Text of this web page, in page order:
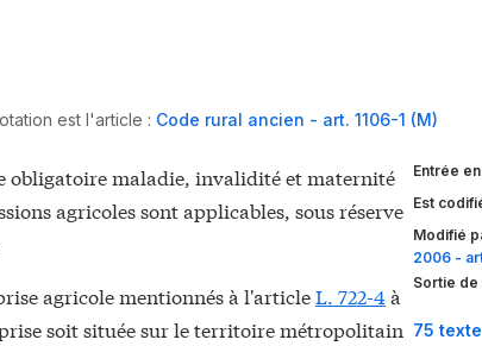
est l'article : Code rural ancien - art. 1106-1 (M)
obligatoire maladie, invalidité et maternité
agricoles sont applicables, sous réserve
agricole mentionnés à l'articleL. 722-4à
soit située sur le territoire métropolitain
Entrée
Est
Modifié
2006 -
Sortie de
75